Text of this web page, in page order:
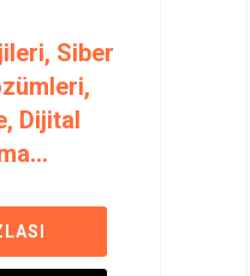
Siber
Dijital